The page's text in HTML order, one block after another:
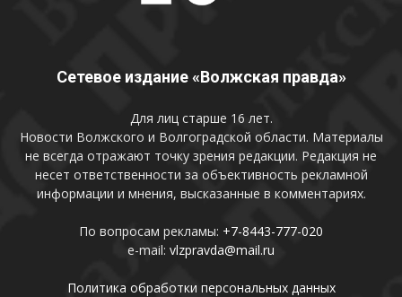
Сетевое издание «Волжская правда»
Для лиц старше 16 лет.
Новости Волжского и Волгоградской области. Материалы
не всегда отражают точку зрения редакции. Редакция не
несет ответственности за объективность рекламной
информации и мнения, высказанные в комментариях.
По вопросам рекламы: +7-8443-777-020
e-mail: vlzpravda@mail.ru
Политика обработки персональных данных